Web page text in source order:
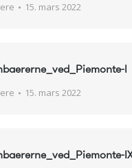
15. mars 2022
l
15. mars 2022